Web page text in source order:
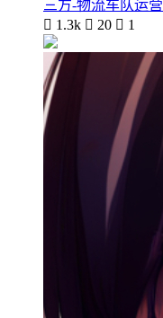
三方-物流车队运营
 1.3k  20  1